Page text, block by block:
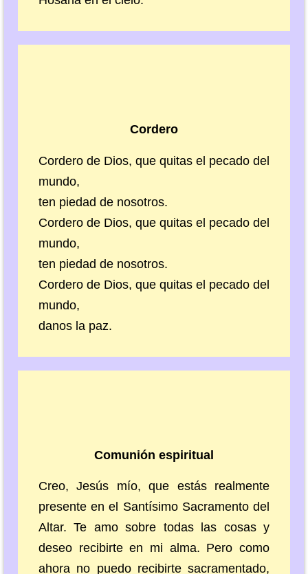
Cordero
Cordero de Dios, que quitas el pecado del
mundo,
ten piedad de nosotros.
Cordero de Dios, que quitas el pecado del
mundo,
ten piedad de nosotros.
Cordero de Dios, que quitas el pecado del
mundo,
danos la paz.
Comunión espiritual
Creo, Jesús mío, que estás realmente
presente en el Santísimo Sacramento del
Altar. Te amo sobre todas las cosas y
deseo recibirte en mi alma. Pero como
ahora no puedo recibirte sacramentado,